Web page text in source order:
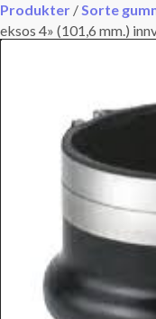
Produkter /Sorte
eksos 4» (101,6 mm.)